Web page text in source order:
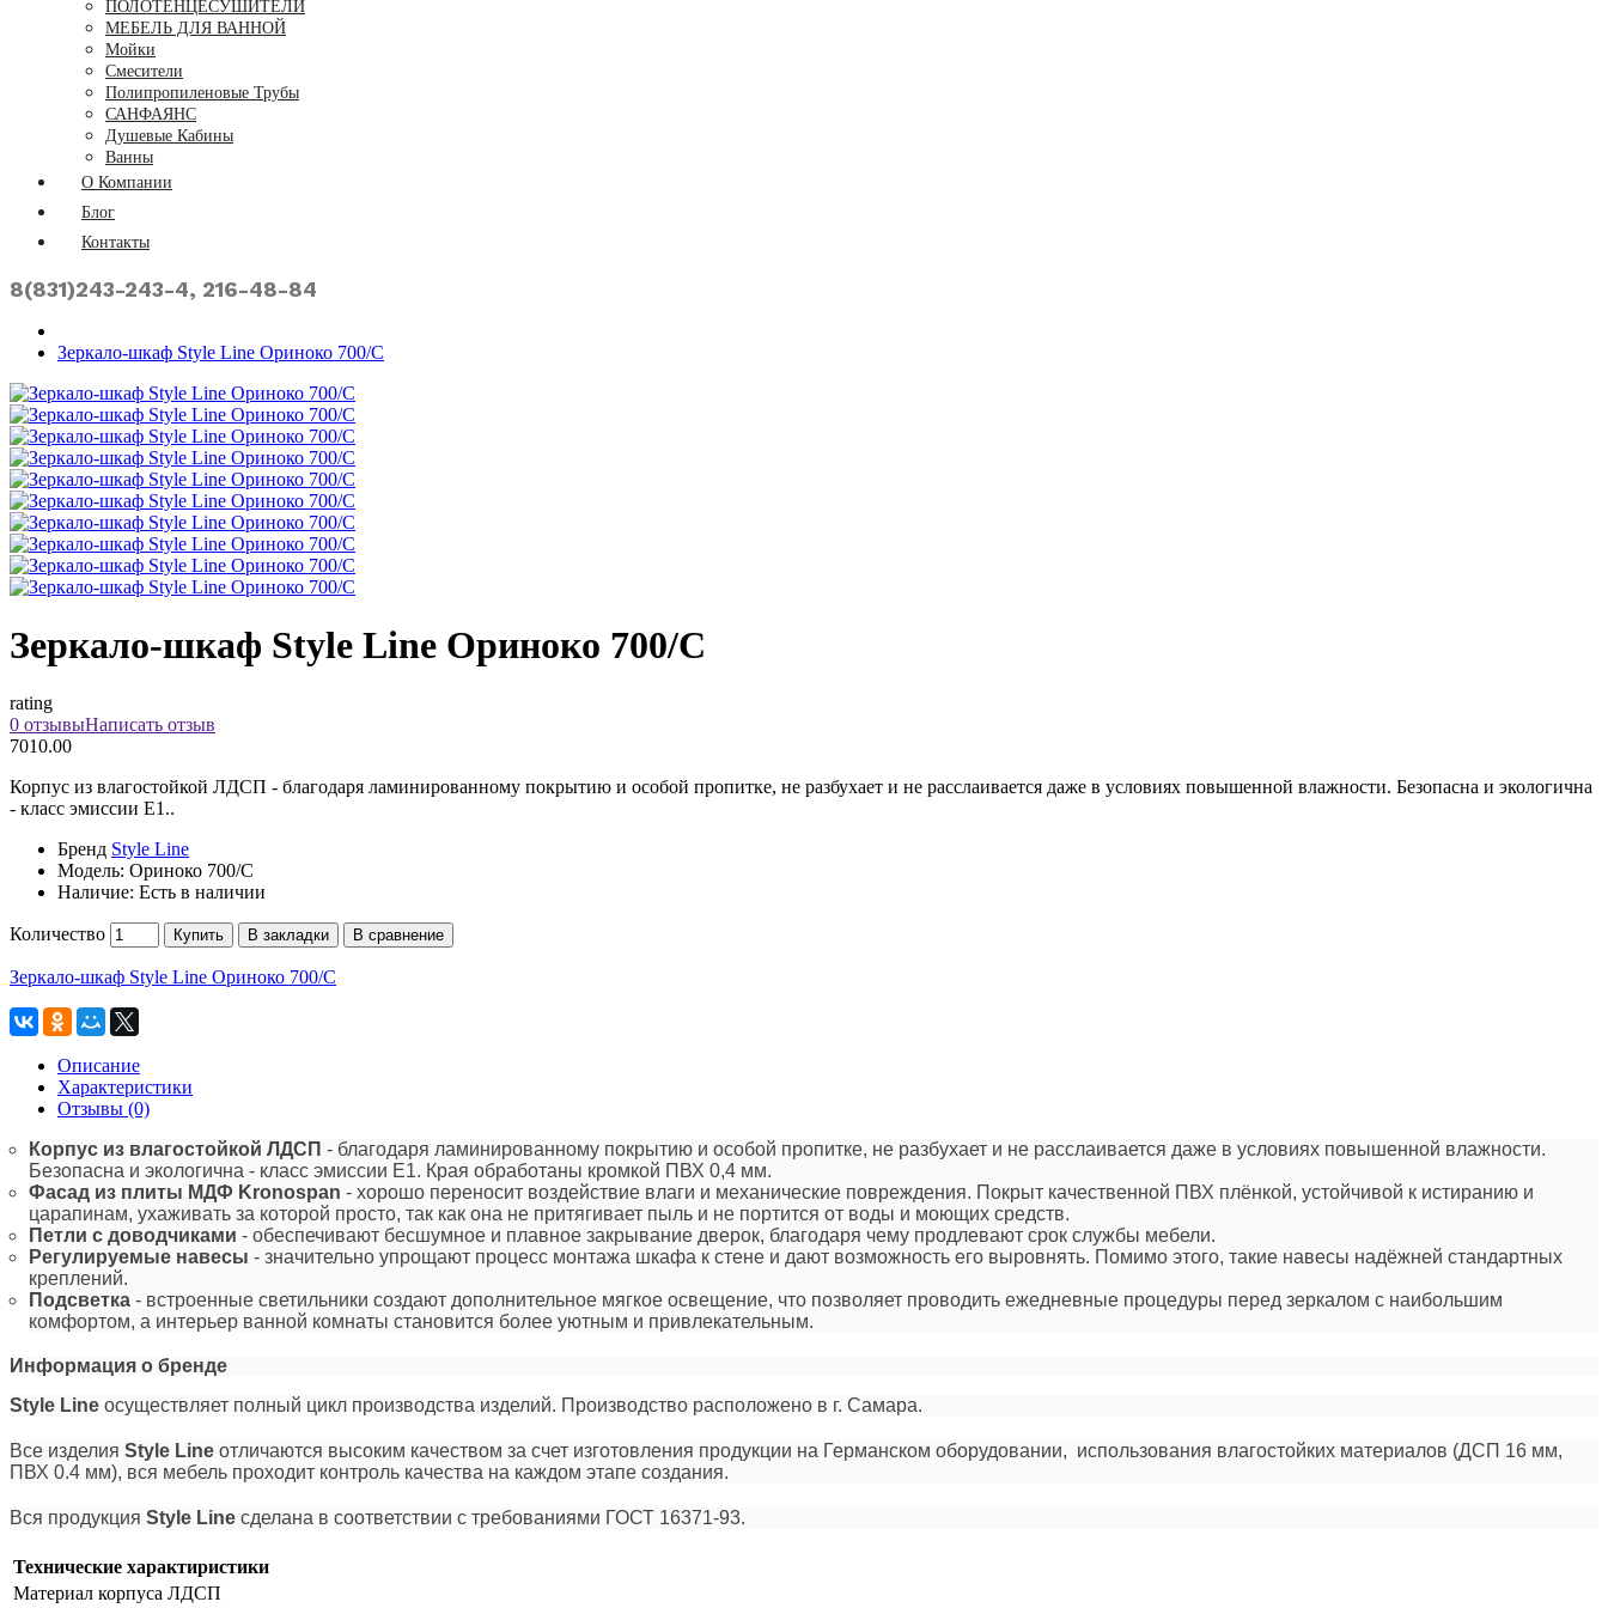
ПОЛОТЕНЦЕСУШИТЕЛИ
МЕБЕЛЬ ДЛЯ ВАННОЙ
Мойки
Смесители
Полипропиленовые Трубы
САНФАЯНС
Душевые Кабины
Ванны
О Компании
Блог
Контакты
8(831)243-243-4, 216-48-84
Зеркало-шкаф Style Line Ориноко 700/С
Зеркало-шкаф Style Line Ориноко 700/С
rating
0 отзывыНаписать отзыв
7010.00
Корпус из влагостойкой ЛДСП - благодаря ламинированному покрытию и особой пропитке, не разбухает и не расслаивается даже в условиях повышенной влажности. Безопасна и экологична
- класс эмиссии Е1..
Бренд Style Line
Модель: Ориноко 700/С
Наличие: Есть в наличии
Количество Купить В закладки В сравнение
Зеркало-шкаф Style Line Ориноко 700/С
Описание
Характеристики
Отзывы (0)
Корпус из влагостойкой ЛДСП - благодаря ламинированному покрытию и особой пропитке, не разбухает и не расслаивается даже в условиях повышенной влажности.
Безопасна и экологична - класс эмиссии Е1. Края обработаны кромкой ПВХ 0,4 мм.
Фасад из плиты МДФ Kronospan - хорошо переносит воздействие влаги и механические повреждения. Покрыт качественной ПВХ плёнкой, устойчивой к истиранию и
царапинам, ухаживать за которой просто, так как она не притягивает пыль и не портится от воды и моющих средств.
Петли с доводчиками - обеспечивают бесшумное и плавное закрывание дверок, благодаря чему продлевают срок службы мебели.
Регулируемые навесы - значительно упрощают процесс монтажа шкафа к стене и дают возможность его выровнять. Помимо этого, такие навесы надёжней стандартных
креплений.
Подсветка - встроенные светильники создают дополнительное мягкое освещение, что позволяет проводить ежедневные процедуры перед зеркалом с наибольшим
комфортом, а интерьер ванной комнаты становится более уютным и привлекательным.
Информация о бренде
Style Line осуществляет полный цикл производства изделий. Производство расположено в г. Самара.
Все изделия Style Line отличаются высоким качеством за счет изготовления продукции на Германском оборудовании, использования влагостойких материалов (ДСП 16 мм,
ПВХ 0.4 мм), вся мебель проходит контроль качества на каждом этапе создания.
Вся продукция Style Line сделана в соответствии с требованиями ГОСТ 16371-93.
Технические характиристики
Материал корпуса ЛДСП